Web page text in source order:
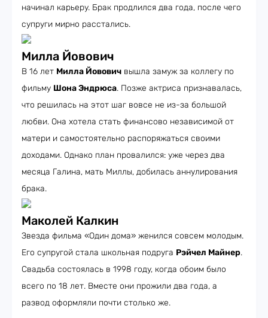
начинал карьеру. Брак продлился два года, после чего
супруги мирно расстались.
Милла Йовович
В 16 лет Милла Йовович вышла замуж за коллегу по
фильму Шона Эндрюса. Позже актриса признавалась,
что решилась на этот шаг вовсе не из-за большой
любви. Она хотела стать финансово независимой от
матери и самостоятельно распоряжаться своими
доходами. Однако план провалился: уже через два
месяца Галина, мать Миллы, добилась аннулирования
брака.
Маколей Калкин
Звезда фильма «Один дома» женился совсем молодым.
Его супругой стала школьная подруга Рэйчел Майнер.
Свадьба состоялась в 1998 году, когда обоим было
всего по 18 лет. Вместе они прожили два года, а
развод оформляли почти столько же.